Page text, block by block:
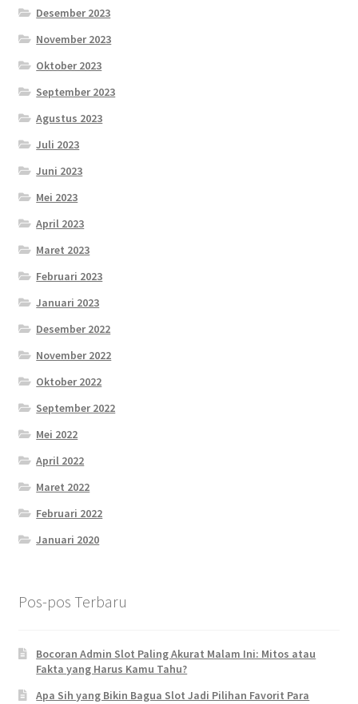
Desember 2023
November 2023
Oktober 2023
September 2023
Agustus 2023
Juli 2023
Juni 2023
Mei 2023
April 2023
Maret 2023
Februari 2023
Januari 2023
Desember 2022
November 2022
Oktober 2022
September 2022
Mei 2022
April 2022
Maret 2022
Februari 2022
Januari 2020
Pos-pos Terbaru
Bocoran Admin Slot Paling Akurat Malam Ini: Mitos atau
Fakta yang Harus Kamu Tahu?
Apa Sih yang Bikin Bagua Slot Jadi Pilihan Favorit Para